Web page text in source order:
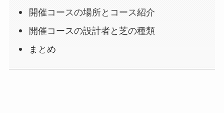
開催コースの場所とコース紹介
開催コースの設計者と芝の種類
まとめ